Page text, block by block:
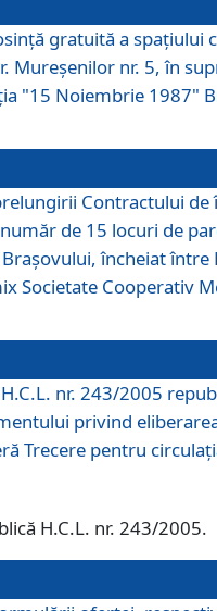
gratuită a spaţiului
Mureşenilor nr. 5, în
"15 Noiembrie 1987"
Contractului de
de 15 locuri de
încheiat între
Societate Cooperativ
nr. 243/2005
privind
Trecere pentru
H.C.L. nr. 243/2005.